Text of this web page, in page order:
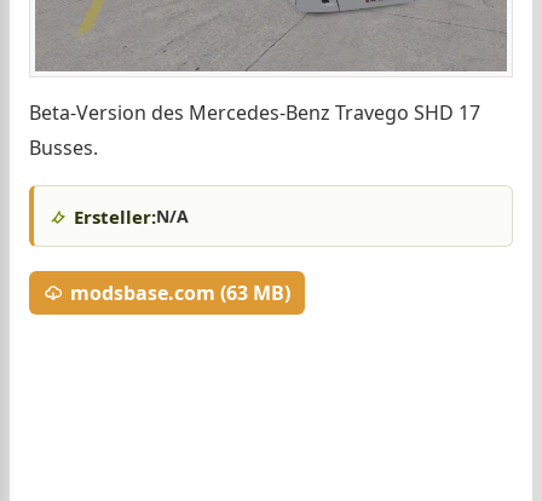
Beta-Version des Mercedes-Benz Travego SHD 17
Busses.
Ersteller:N/A
modsbase.com (63 MB)